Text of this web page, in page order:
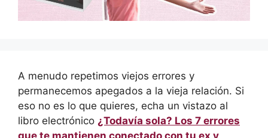
A menudo repetimos viejos errores y
permanecemos apegados a la vieja relación. Si
eso no es lo que quieres, echa un vistazo al
libro electrónico ¿Todavía sola? Los 7 errores